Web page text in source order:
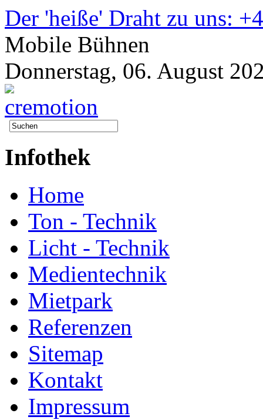
Der 'heiße' Draht zu uns:
Mobile Bühnen
Donnerstag, 06. August
Infothek
Home
Ton - Technik
Licht - Technik
Medientechnik
Mietpark
Referenzen
Sitemap
Kontakt
Impressum